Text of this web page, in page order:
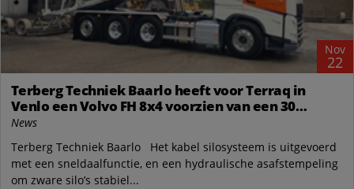
Nov
22
Terberg Techniek Baarlo heeft voor Terraq in
Venlo een Volvo FH 8x4 voorzien van een 30
tonskabel silosysteem van VDL Container Systems
News
Terberg Techniek Baarlo Het kabel silosysteem is uitgevoerd
met een sneldaalfunctie, en een hydraulische asafstempeling
om zware silo’s stabiel...